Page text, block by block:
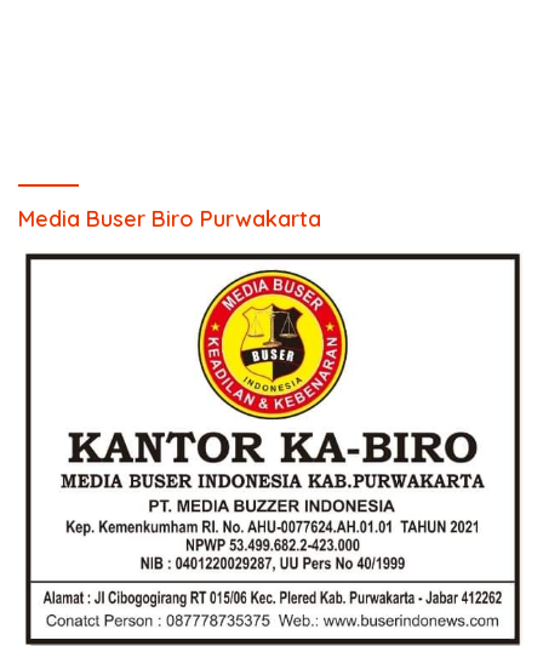
Media Buser Biro Purwakarta